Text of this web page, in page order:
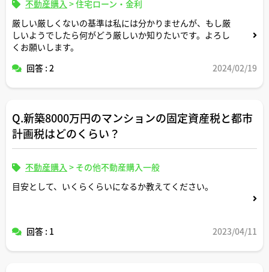
不動産購入 >住宅ローン・金利
厳しい厳しくないの基準は私には分かりませんが、もし厳
しいようでしたら何がどう厳しいか知りたいです。よろし
くお願いします。
回答 : 2
2024/02/19
Q.新築8000万円のマンションの固定資産税と都市
計画税はどのくらい？
不動産購入 > その他不動産購入一般
目安として、いくらくらいになるか教えてください。
回答 : 1 2023/04/11